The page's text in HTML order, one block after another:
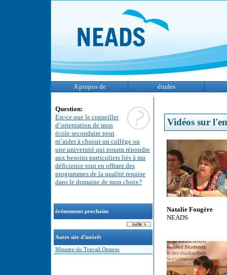
A propos de études
Question:
Est-ce que le conseiller
d’orientation de mon
école secondaire peut
m’aider à choisir un collège ou
une université qui pourra répondre
aux besoins particuliers liés à ma
déficience tout en offrant des
programmes de la qualité requise
dans le domaine de mon choix?
événements prochains
Autre site d'intérêt
Ministre du Travail Ontario
Vidéos sur
Natalie Fougère
NEADS